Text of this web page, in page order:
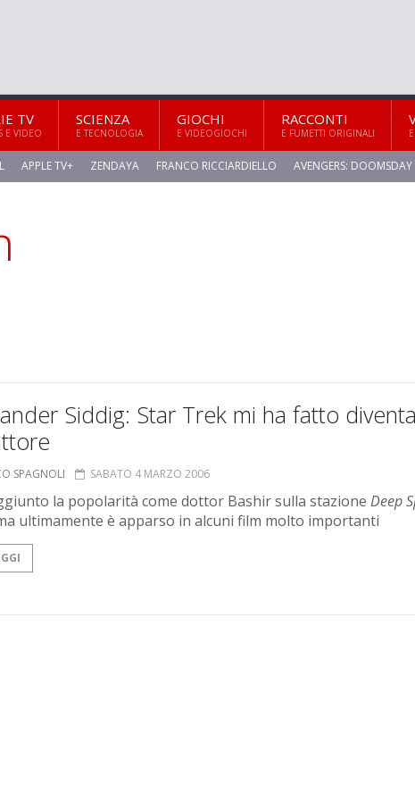
TV
E VIDEO
SCIENZA
E TECNOLOGIA
GIOCHI
E VIDEOGIOCHI
RACCONTI
E FUMETTI ORIGINALI
APPLE TV+ ZENDAYA FRANCO RICCIARDIELLO AVENGERS: DOOMSDAY
Siddig: Star Trek mi ha fatto
SPAGNOLI SABATO 4 MARZO 2006
la popolarità come dottor Bashir sulla stazione Deep
ultimamente è apparso in alcuni film molto importanti